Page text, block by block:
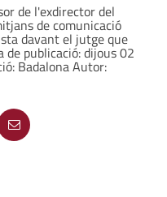
de l'exdirector del
de comunicació
davant el jutge que
de publicació: dijous 02
Badalona Autor: